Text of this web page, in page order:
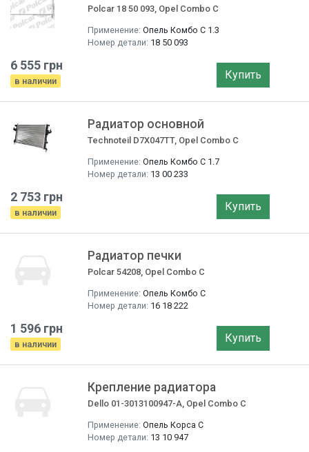
Polcar 18 50 093, Opel Combo C
Применение: Опель Комбо C 1.3
Номер детали: 18 50 093
6 555 грн
в наличии Купить
Радиатор основной
Technoteil D7X047TT, Opel Combo C
Применение: Опель Комбо C 1.7
Номер детали: 13 00 233
2 753 грн
в наличии Купить
Радиатор печки
Polcar 54208, Opel Combo C
Применение: Опель Комбо C
Номер детали: 16 18 222
1 596 грн
в наличии Купить
Крепление радиатора
Dello 01-3013100947-A, Opel Combo C
Применение: Опель Корса C
Номер детали: 13 10 947